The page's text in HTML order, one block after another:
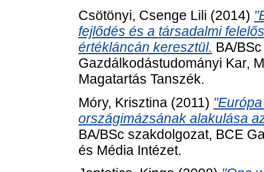
Csötönyi, Csenge Lili (2014)
fejlődés és a társadalmi
értékláncán keresztül. BA/
Gazdálkodástudományi Kar,
Magatartás Tanszék.
Móry, Krisztina (2011)
országimázsának alakulása
BA/BSc szakdolgozat, BCE
és Média Intézet.